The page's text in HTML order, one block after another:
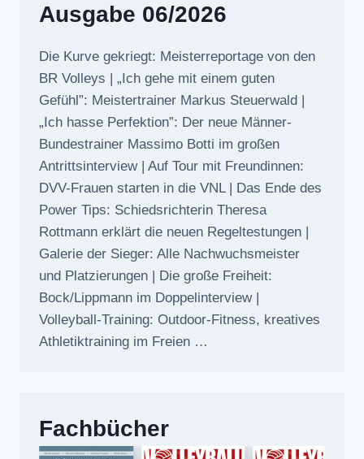
Ausgabe 06/2026
Die Kurve gekriegt: Meisterreportage von den
BR Volleys | „Ich gehe mit einem guten
Gefühl”: Meistertrainer Markus Steuerwald |
„Ich hasse Perfektion”: Der neue Männer-
Bundestrainer Massimo Botti im großen
Antrittsinterview | Auf Tour mit Freundinnen:
DVV-Frauen starten in die VNL | Das Ende des
Power Tips: Schiedsrichterin Theresa
Rottmann erklärt die neuen Regeltestungen |
Galerie der Sieger: Alle Nachwuchsmeister
und Platzierungen | Die große Freiheit:
Bock/Lippmann im Doppelinterview |
Volleyball-Training: Outdoor-Fitness, kreatives
Athletiktraining im Freien …
Fachbücher